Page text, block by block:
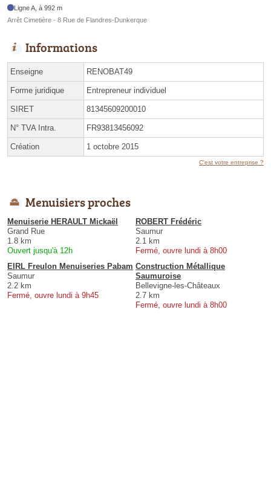
Ligne A, à 992 m
Arrêt Cimetière - 8 Rue de Flandres-Dunkerque
Informations
Enseigne RENOBAT49
Forme juridique Entrepreneur individuel
SIRET 81345609200010
N° TVA Intra. FR93813456092
Création 1 octobre 2015
C'est votre entreprise ?
Menuisiers proches
Menuiserie HERAULT Mickaël
Grand Rue
1.8 km
Ouvert jusqu'à 12h
ROBERT Frédéric
Saumur
2.1 km
Fermé, ouvre lundi à 8h00
EIRL Freulon Menuiseries Pabam
Saumur
2.2 km
Fermé, ouvre lundi à 9h45
Construction Métallique
Saumuroise
Bellevigne-les-Châteaux
2.7 km
Fermé, ouvre lundi à 8h00